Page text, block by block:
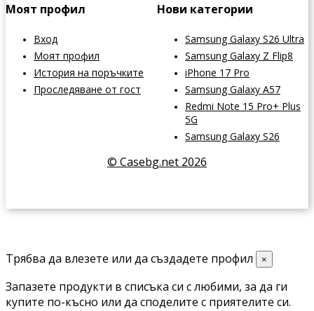
Моят профил
Вход
Моят профил
История на поръчките
Проследяване от гост
Нови категории
Samsung Galaxy S26 Ultra
Samsung Galaxy Z Flip8
iPhone 17 Pro
Samsung Galaxy A57
Redmi Note 15 Pro+ Plus
5G
Samsung Galaxy S26
© Casebg.net 2026
Трябва да влезете или да създадете профил ×
Запазете продукти в списъка си с любими, за да ги
купите по-късно или да споделите с приятелите си.